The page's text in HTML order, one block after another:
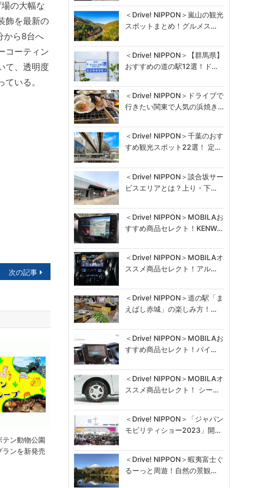
の大幅な
飾を最新の
から8台へ
コーティン
て、透明度
いる。
次の記事
テン動物公園
ランを新発売
＜Drive! NIPPON＞嵐山の観光
スポットまとめ！グルメス…
＜Drive! NIPPON＞【群馬県】
おすすめの道の駅12選！ド…
＜Drive! NIPPON＞ドライブで
行きたい関東で人気の浜焼き…
＜Drive! NIPPON＞千葉のおす
すめ観光スポット22選！ 定…
＜Drive! NIPPON＞談合坂サー
ビスエリアとは？上り・下…
＜Drive! NIPPON＞MOBILAお
すすめ商品セレクト！KENW…
＜Drive! NIPPON＞MOBILAオ
ススメ商品セレクト！アル…
＜Drive! NIPPON＞道の駅「ま
えばし赤城」の楽しみ方！…
＜Drive! NIPPON＞MOBILAお
すすめ商品セレクト！パイ…
＜Drive! NIPPON＞MOBILAオ
ススメ商品セレクト！ シー…
＜Drive! NIPPON＞「ジャパン
モビリティショー2023」開…
＜Drive! NIPPON＞蝦夷富士ぐ
るーっと周遊！自然の景観…